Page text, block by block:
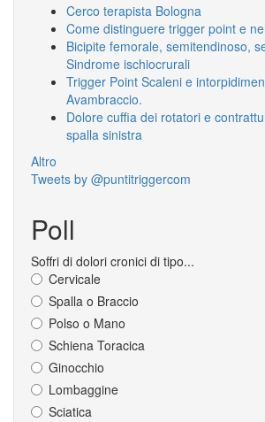
Cerco terapista Bologna
Come distinguere trigger point e
Bicipite femorale, semitendinoso,
Sindrome ischiocrurali
Trigger Point Scaleni e
Avambraccio.
Dolore cuffia dei rotatori e
spalla sinistra
Altro
Tweets by @puntitriggercom
Poll
Soffri di dolori cronici di tipo...
Cervicale
Spalla o Braccio
Polso o Mano
Schiena Toracica
Ginocchio
Lombaggine
Sciatica